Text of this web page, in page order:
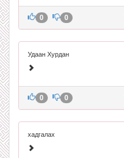
0 0
Удаан Хурдан
0 0
хадгалах